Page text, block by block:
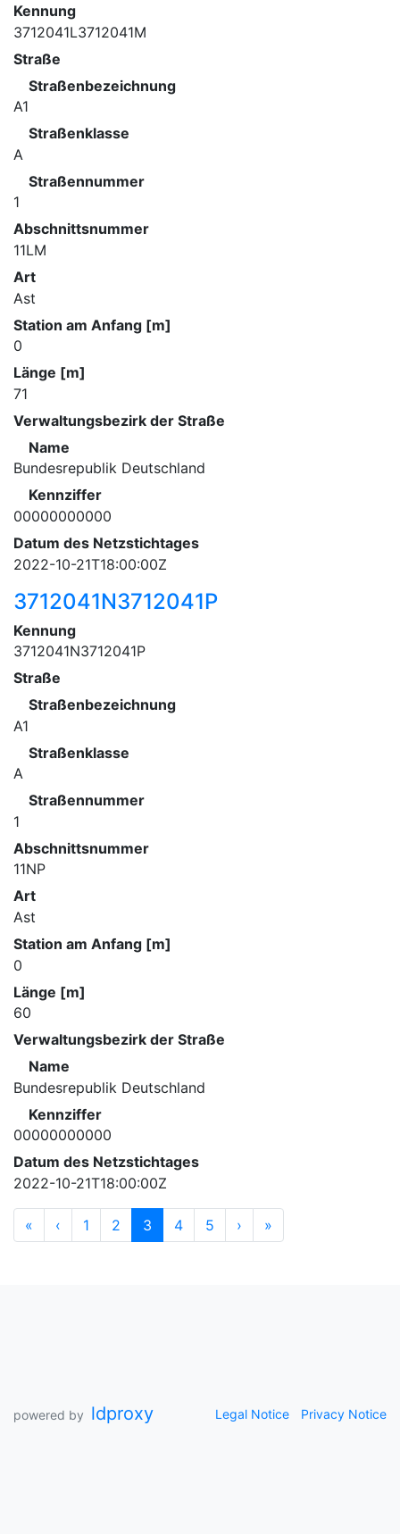
Kennung
3712041L3712041M
Straße
Straßenbezeichnung
A1
Straßenklasse
A
Straßennummer
1
Abschnittsnummer
11LM
Art
Ast
Station am Anfang [m]
0
Länge [m]
71
Verwaltungsbezirk der Straße
Name
Bundesrepublik Deutschland
Kennziffer
00000000000
Datum des Netzstichtages
2022-10-21T18:00:00Z
3712041N3712041P
Kennung
3712041N3712041P
Straße
Straßenbezeichnung
A1
Straßenklasse
A
Straßennummer
1
Abschnittsnummer
11NP
Art
Ast
Station am Anfang [m]
0
Länge [m]
60
Verwaltungsbezirk der Straße
Name
Bundesrepublik Deutschland
Kennziffer
00000000000
Datum des Netzstichtages
2022-10-21T18:00:00Z
« ‹ 1 2 3 4 5 › »
powered by ldproxy Legal Notice Privacy Notice